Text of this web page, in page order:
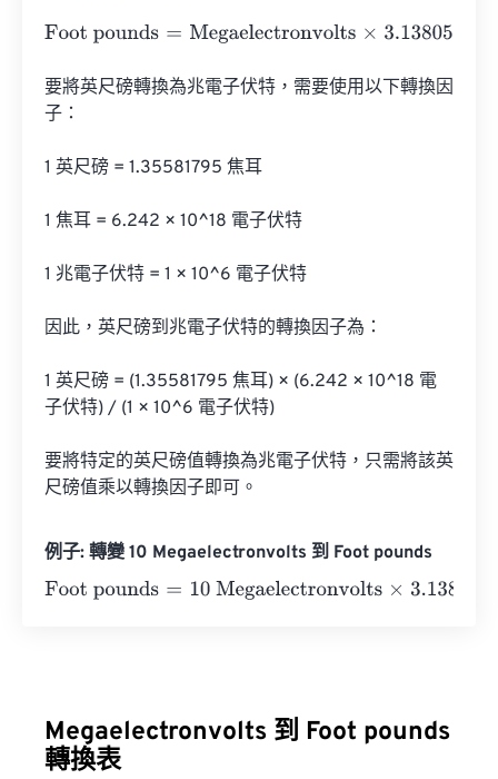
Foot pounds=Megaelectronvolts×3.138057098304037
要將英尺磅轉換為兆電子伏特，需要使用以下轉換因
子：
1 英尺磅 = 1.35581795 焦耳
1 焦耳 = 6.242 × 10^18 電子伏特
1 兆電子伏特 = 1 × 10^6 電子伏特
因此，英尺磅到兆電子伏特的轉換因子為：
1 英尺磅 = (1.35581795 焦耳) × (6.242 × 10^18 電
子伏特) / (1 × 10^6 電子伏特)
要將特定的英尺磅值轉換為兆電子伏特，只需將該英
尺磅值乘以轉換因子即可。
例子: 轉變 10 Megaelectronvolts 到 Foot pounds
Foot pounds=10 Megaelectronvolts×
Megaelectronvolts 到 Foot pounds
轉換表